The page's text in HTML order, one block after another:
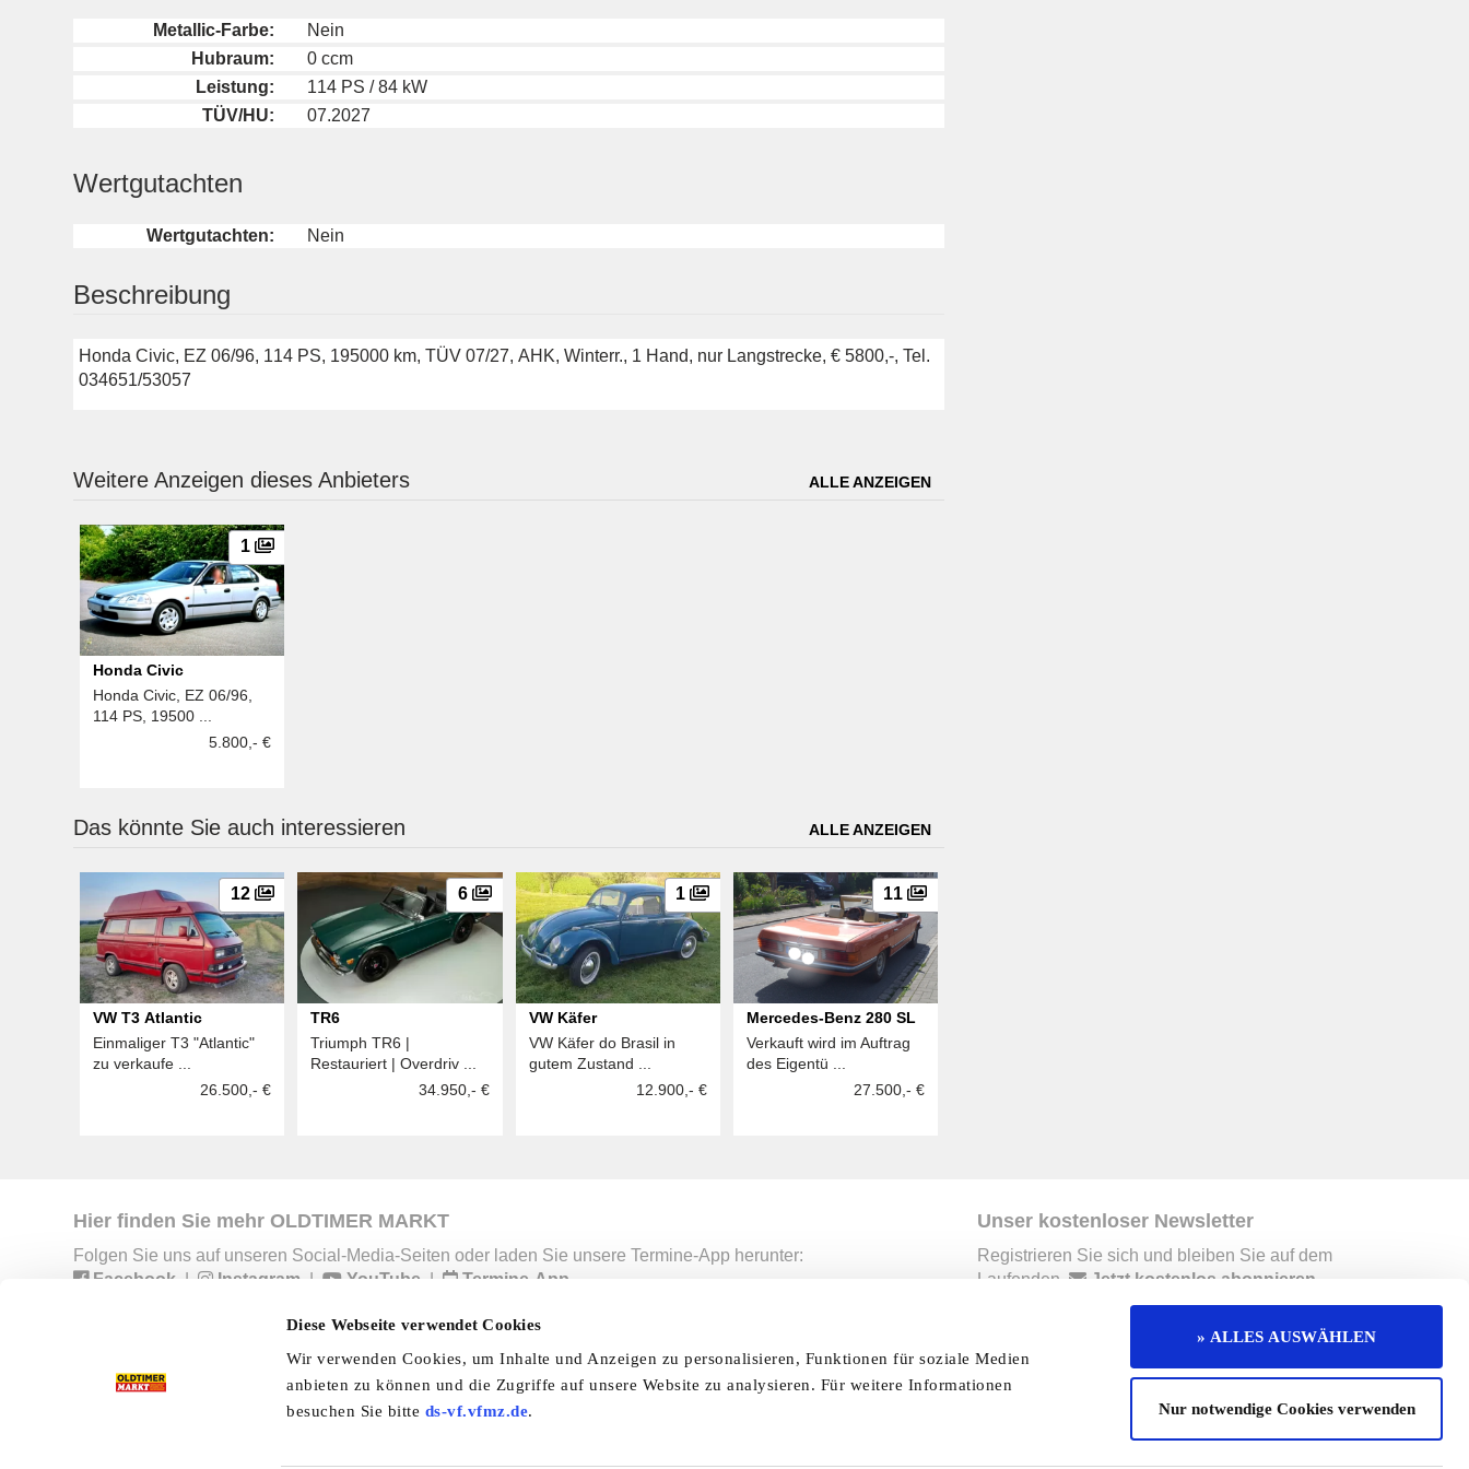
Diese Webseite verwendet Cookies
Wir verwenden Cookies, um Inhalte und Anzeigen zu personalisieren, Funktionen für soziale Medien
anbieten zu können und die Zugriffe auf unsere Website zu analysieren. Für weitere Informationen
besuchen Sie bitte ds-vf.vfmz.de.
» ALLES AUSWÄHLEN
Nur notwendige Cookies verwenden
Metallic-Farbe:
Nein
Hubraum:
0 ccm
Leistung:
114 PS / 84 kW
TÜV/HU:
07.2027
Wertgutachten
Wertgutachten: Nein
Beschreibung
Honda Civic, EZ 06/96, 114 PS, 195000 km, TÜV 07/27, AHK, Winterr., 1 Hand, nur Langstrecke, € 5800,-, Tel.
034651/53057
Weitere Anzeigen dieses Anbieters ALLE ANZEIGEN
1
Honda Civic
Honda Civic, EZ 06/96,
114 PS, 19500 ...
5.800,- €
Das könnte Sie auch interessieren ALLE ANZEIGEN
12
VW T3 Atlantic
Einmaliger T3 "Atlantic"
zu verkaufe ...
26.500,- €
6
TR6
Triumph TR6 |
Restauriert | Overdriv ...
34.950,- €
1
VW Käfer
VW Käfer do Brasil in
gutem Zustand ...
12.900,- €
11
Mercedes-Benz 280 SL
Verkauft wird im Auftrag
des Eigentü ...
27.500,- €
Hier finden Sie mehr OLDTIMER MARKT
Folgen Sie uns auf unseren Social-Media-Seiten oder laden Sie unsere Termine-App herunter:
Facebook | Instagram | YouTube | Termine-App
Unser kostenloser Newsletter
Registrieren Sie sich und bleiben Sie auf dem
Laufenden.
Jetzt kostenlos abonnieren
Preisliste AGB Datenschutzerklärung Kontakt Mediadaten Jobs
Branchenbuch Shop Abo Redaktionelle Seite Cookies